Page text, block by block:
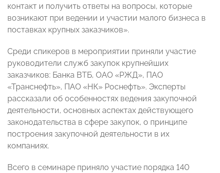
контакт и получить ответы на вопросы, которые
возникают при ведении и участии малого бизнеса в
поставках крупных заказчиков».
Среди спикеров в мероприятии приняли участие
руководители служб закупок крупнейших
заказчиков: Банка ВТБ, ОАО «РЖД», ПАО
«Транснефть», ПАО «НК» Роснефть». Эксперты
рассказали об особенностях ведения закупочной
деятельности, основных аспектах действующего
законодательства в сфере закупок, о принципе
построения закупочной деятельности в их
компаниях.
Всего в семинаре приняло участие порядка 140